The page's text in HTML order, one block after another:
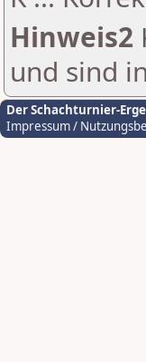
Hinweis2
und sind
Der Schachturnier-
Impressum /